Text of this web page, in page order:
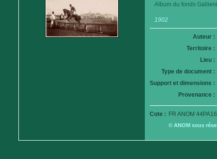
Album du fonds
1902
Auteur :
Territoire :
Lieu :
Type de document :
Support et dimensions :
Provenance :
Cote : FR ANOM
© ANOM sous